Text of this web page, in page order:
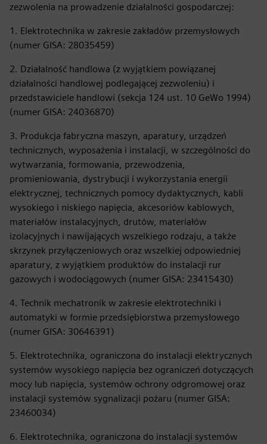
zezwolenia na prowadzenie działalności gospodarczej:
1. Elektrotechnika w zakresie zakładów przemysłowych
(numer GISA: 28035459)
2. Działalność handlowa (z wyjątkiem powiązanej
działalności handlowej podlegającej zezwoleniu) i
przedstawiciele handlowi (sekcja 124 ust. 10 GeWo 1994)
(numer GISA: 24036870)
3. Produkcja fabryczna maszyn, aparatury, urządzeń
technicznych, wyposażenia i instalacji, w szczególności do
wytwarzania, formowania, przewodzenia,
promieniowania, dystrybucji i wykorzystania energii
elektrycznej, technicznych pomocy dydaktycznych, kabli
wysokiego i niskiego napięcia, akcesoriów kablowych,
materiałów instalacyjnych, drutów, materiałów
izolacyjnych i nawijających wszelkiego rodzaju, a także
skrzynek przyłączeniowych oraz wszelkiej odpowiedniej
aparatury, z wyjątkiem produktów do instalacji rur
gazowych i wodociągowych (numer GISA: 23415430)
4. Technik mechatronik w zakresie elektrotechniki i
automatyki w formie przedsiębiorstwa przemysłowego
(numer GISA: 30646391)
5. Elektrotechnika, ograniczona do instalacji elektrycznych
systemów wysokiego napięcia bez ograniczeń dotyczących
mocy lub napięcia, systemów ochrony odgromowej oraz
instalacji systemów sygnalizacji pożaru (numer GISA:
23460034)
6. Elektrotechnika, ograniczona do instalacji systemów